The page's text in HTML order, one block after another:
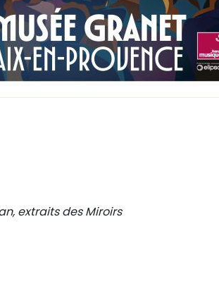
extraits des Miroirs